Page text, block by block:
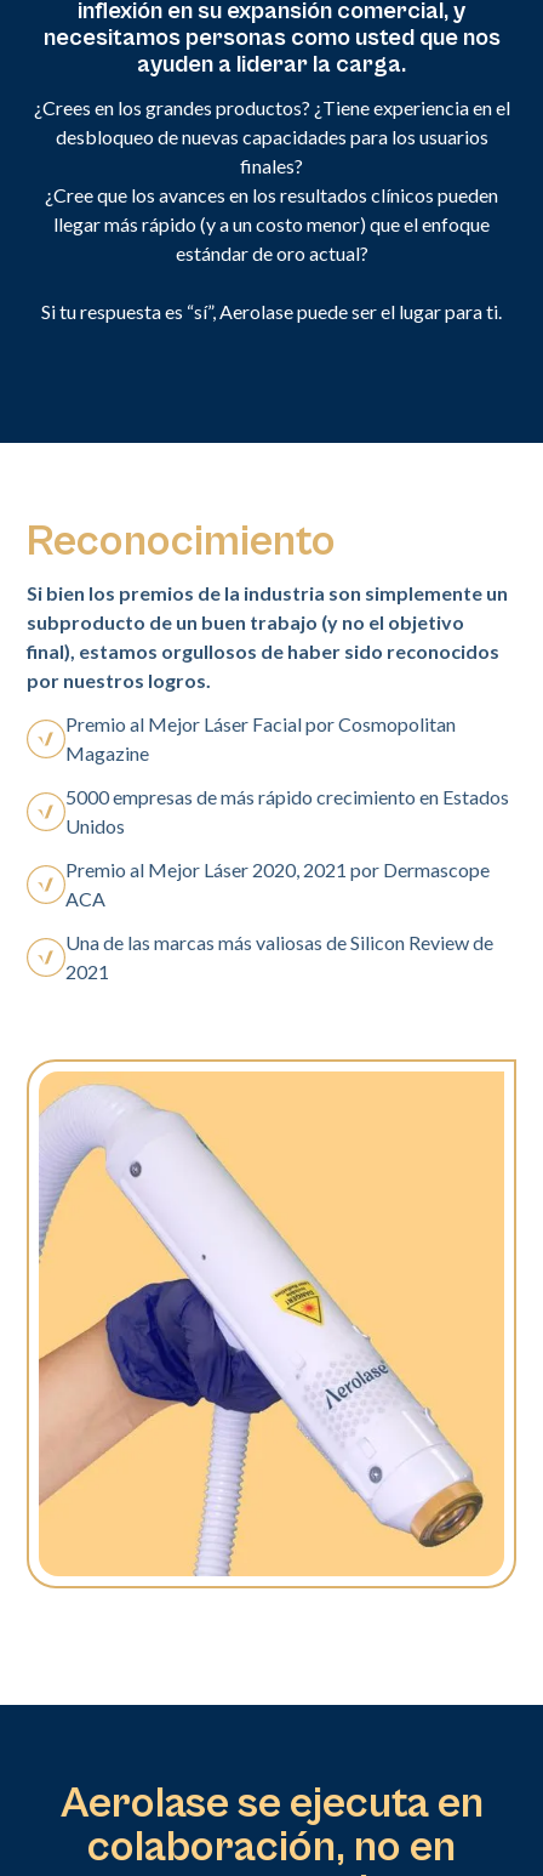
inflexión en su expansión comercial, y
necesitamos personas como usted que nos
ayuden a liderar la carga.
¿Crees en los grandes productos? ¿Tiene experiencia en el
desbloqueo de nuevas capacidades para los usuarios
finales?
¿Cree que los avances en los resultados clínicos pueden
llegar más rápido (y a un costo menor) que el enfoque
estándar de oro actual?
Si tu respuesta es “sí”, Aerolase puede ser el lugar para ti.
Reconocimiento
Si bien los premios de la industria son simplemente un
subproducto de un buen trabajo (y no el objetivo
final), estamos orgullosos de haber sido reconocidos
por nuestros logros.
Premio al Mejor Láser Facial por Cosmopolitan
Magazine
5000 empresas de más rápido crecimiento en Estados
Unidos
Premio al Mejor Láser 2020, 2021 por Dermascope
ACA
Una de las marcas más valiosas de Silicon Review de
2021
Aerolase se ejecuta en
colaboración, no en